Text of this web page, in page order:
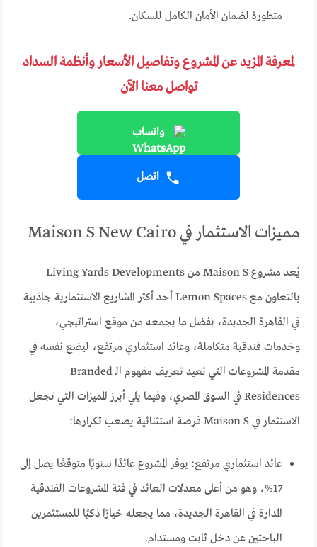
متطورة لضمان الأمان الكامل للسكان.
لمعرفة المزيد عن المشروع وتفاصيل الأسعار وأنظمة السداد
تواصل معنا الآن
واتساب
اتصل
مميزات الاستثمار في Maison S New Cairo
يُعد مشروع Maison S من Living Yards Developments
بالتعاون مع Lemon Spaces أحد أكثر المشاريع الاستثمارية جاذبية
في القاهرة الجديدة، بفضل ما يجمعه من موقع استراتيجي،
وخدمات فندقية متكاملة، وعائد استثماري مرتفع، ليضع نفسه في
مقدمة المشروعات التي تعيد تعريف مفهوم الـ Branded
Residences في السوق المصري، وفيما يلي أبرز المميزات التي تجعل
الاستثمار في Maison S فرصة استثنائية يصعب تكرارها:
عائد استثماري مرتفع: يوفر المشروع عائدًا سنويًا متوقعًا يصل إلى
17%، وهو من أعلى معدلات العائد في فئة المشروعات الفندقية
المدارة في القاهرة الجديدة، مما يجعله خيارًا ذكيًا للمستثمرين
الباحثين عن دخل ثابت ومستدام.